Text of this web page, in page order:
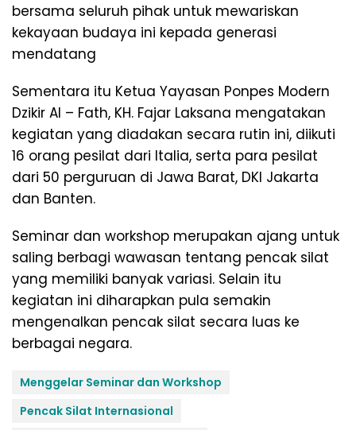
bersama seluruh pihak untuk mewariskan
kekayaan budaya ini kepada generasi
mendatang
Sementara itu Ketua Yayasan Ponpes Modern
Dzikir Al – Fath, KH. Fajar Laksana mengatakan
kegiatan yang diadakan secara rutin ini, diikuti
16 orang pesilat dari Italia, serta para pesilat
dari 50 perguruan di Jawa Barat, DKI Jakarta
dan Banten.
Seminar dan workshop merupakan ajang untuk
saling berbagi wawasan tentang pencak silat
yang memiliki banyak variasi. Selain itu
kegiatan ini diharapkan pula semakin
mengenalkan pencak silat secara luas ke
berbagai negara.
Menggelar Seminar dan Workshop
Pencak Silat Internasional